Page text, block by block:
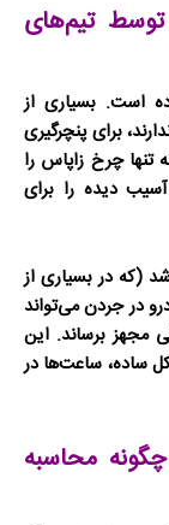
توسط تیم‌های
است. بسیاری از
برایپنچرگیری
تنها چرخ زاپاس را
دیده را برای
(که در بسیاری از
در جردنمی‌تواند
مجهز برساند. این
ساده، ساعت‌ها در
محاسبه